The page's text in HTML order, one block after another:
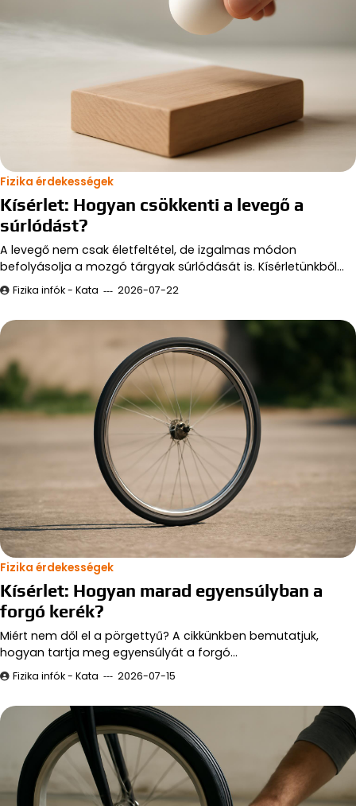
Fizika érdekességek
Kísérlet: Hogyan csökkenti a levegő a
súrlódást?
A levegő nem csak életfeltétel, de izgalmas módon
befolyásolja a mozgó tárgyak súrlódását is. Kísérletünkből…
Fizika infók - Kata 2026-07-22
Fizika érdekességek
Kísérlet: Hogyan marad egyensúlyban a
forgó kerék?
Miért nem dől el a pörgettyű? A cikkünkben bemutatjuk,
hogyan tartja meg egyensúlyát a forgó…
Fizika infók - Kata 2026-07-15